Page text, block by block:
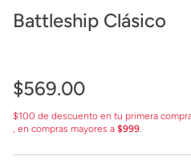
Battleship Clásico
$569.00
$100 de descuento en tu primera
, en compras mayores a $999.